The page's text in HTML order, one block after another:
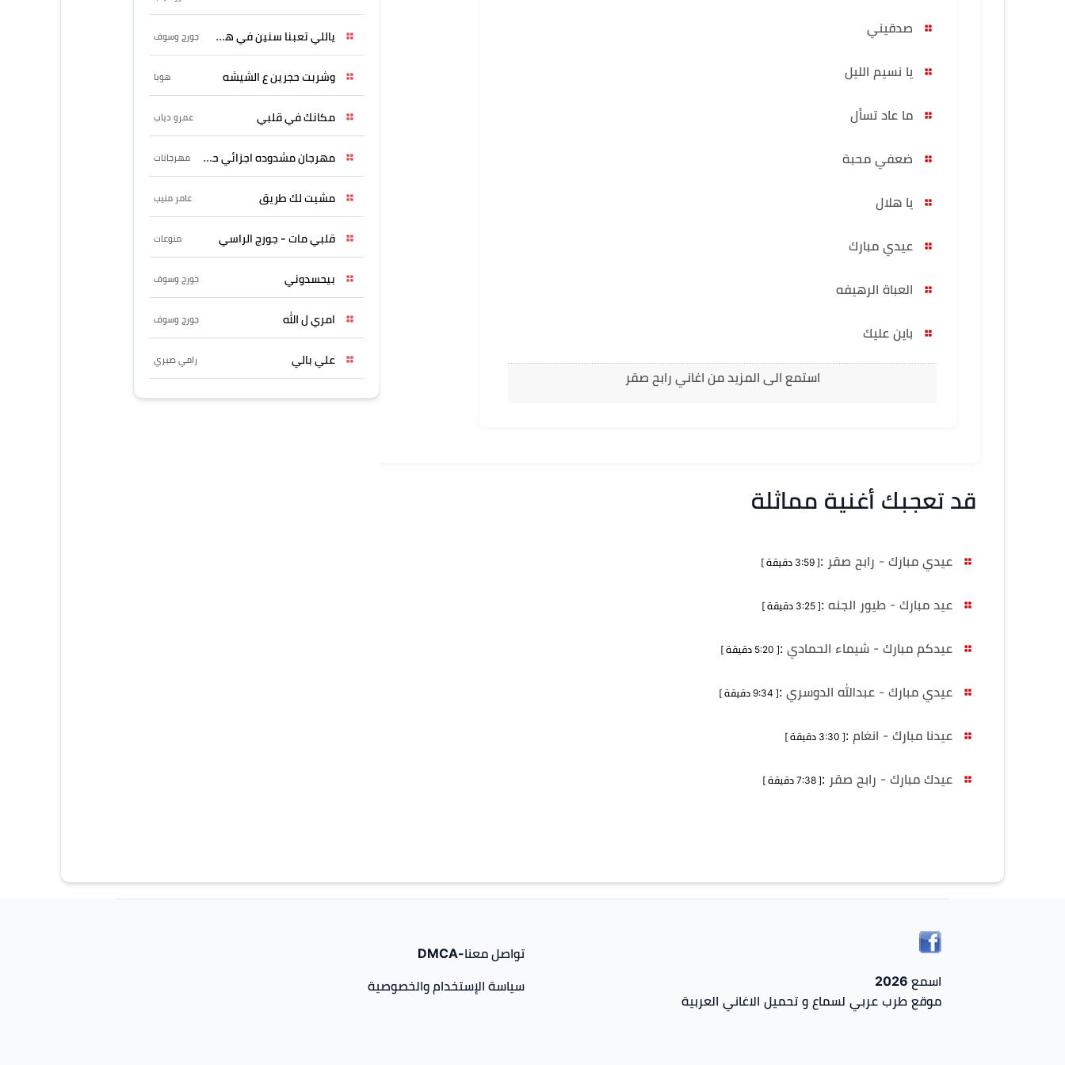
صدقيني
يا نسيم الليل
ما عاد تسأل
ضعفي محبة
يا هلال
عيدي مبارك
العباة الرهيفه
باين عليك
استمع الى المزيد من اغاني رابح صقر
قد تعجبك أغنية مماثلة
عيدي مبارك - رابح صقر :[ 3:59 دقيقة ]
عيد مبارك - طيور الجنه :[ 3:25 دقيقة ]
عيدكم مبارك - شيماء الحمادي :[ 5:20 دقيقة ]
عيدي مبارك - عبدالله الدوسري :[ 9:34 دقيقة ]
عيدنا مبارك - انغام :[ 3:30 دقيقة ]
عيدك مبارك - رابح صقر :[ 7:38 دقيقة ]
ياللي تعبنا سنين في هواه جورج وسوف
وشربت حجرين ع الشيشه هوبا
مكانك في قلبي عمرو دياب
مهرجان مشدوده اجزائي حربونى مهرجانات
مشيت لك طريق عامر منيب
قلبي مات - جورج الراسي منوعات
بيحسدوني جورج وسوف
امري ل الله جورج وسوف
علي بالي رامي صبري
اسمع 2026
موقع طرب عربي لسماع و تحميل الاغاني العربية
تواصل معنا-DMCA
سياسة الإستخدام والخصوصية